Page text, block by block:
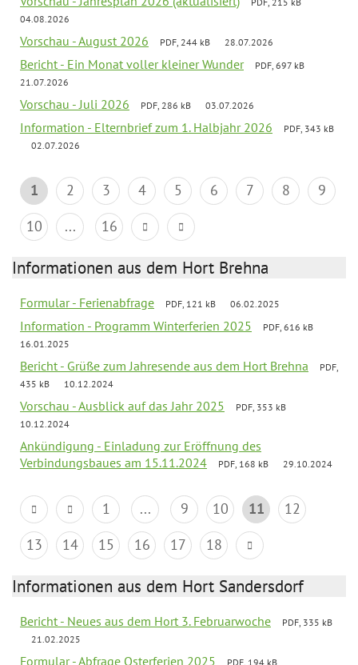
04.08.2026
Vorschau - August 2026 PDF, 244 kB 28.07.2026
Bericht - Ein Monat voller kleiner Wunder
PDF, 697 kB
21.07.2026
Vorschau - Juli 2026 PDF, 286 kB 03.07.2026
Information - Elternbrief zum 1. Halbjahr 2026
PDF, 343 kB
02.07.2026
1 2 3 4 5 6 7 8
9
10
... 16
Informationen aus dem Hort Brehna
Formular - Ferienabfrage PDF, 121 kB 06.02.2025
Information - Programm Winterferien 2025
PDF, 616 kB
16.01.2025
Bericht - Grüße zum Jahresende aus dem Hort Brehna
PDF,
435 kB
10.12.2024
Vorschau - Ausblick auf das Jahr 2025
PDF, 353 kB
10.12.2024
Ankündigung - Einladung zur Eröffnung des
Verbindungsbaues am 15.11.2024
PDF, 168 kB 29.10.2024
1 ... 9 10 11
12
13
14 15 16 17 18
Informationen aus dem Hort Sandersdorf
Bericht - Neues aus dem Hort 3. Februarwoche
PDF, 335 kB
21.02.2025
Formular - Abfrage Osterferien 2025
PDF, 194 kB